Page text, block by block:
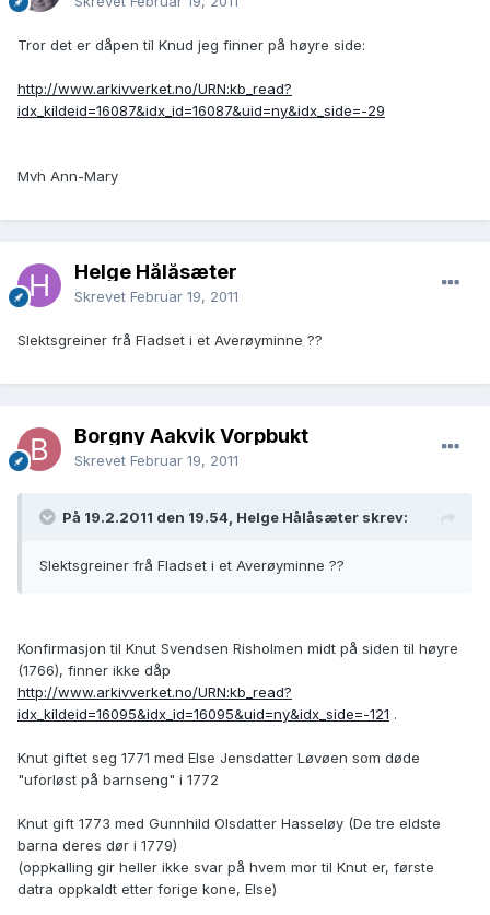
Tror det er dåpen til Knud jeg finner på høyre side:
http://www.arkivverket.no/URN:kb_read?
idx_kildeid=16087&idx_id=16087&uid=ny&idx_side=-29
Mvh Ann-Mary
Helge Hålåsæter
Skrevet Februar 19, 2011
Slektsgreiner frå Fladset i et Averøyminne ??
Borgny Aakvik Vorpbukt
Skrevet Februar 19, 2011
På 19.2.2011 den 19.54, Helge Hålåsæter skrev:
Slektsgreiner frå Fladset i et Averøyminne ??
Konfirmasjon til Knut Svendsen Risholmen midt på siden til høyre
(1766), finner ikke dåp
http://www.arkivverket.no/URN:kb_read?
idx_kildeid=16095&idx_id=16095&uid=ny&idx_side=-121 .
Knut giftet seg 1771 med Else Jensdatter Løvøen som døde
"uforløst på barnseng" i 1772
Knut gift 1773 med Gunnhild Olsdatter Hasseløy (De tre eldste
barna deres dør i 1779)
(oppkalling gir heller ikke svar på hvem mor til Knut er, første
datra oppkaldt etter forige kone, Else)